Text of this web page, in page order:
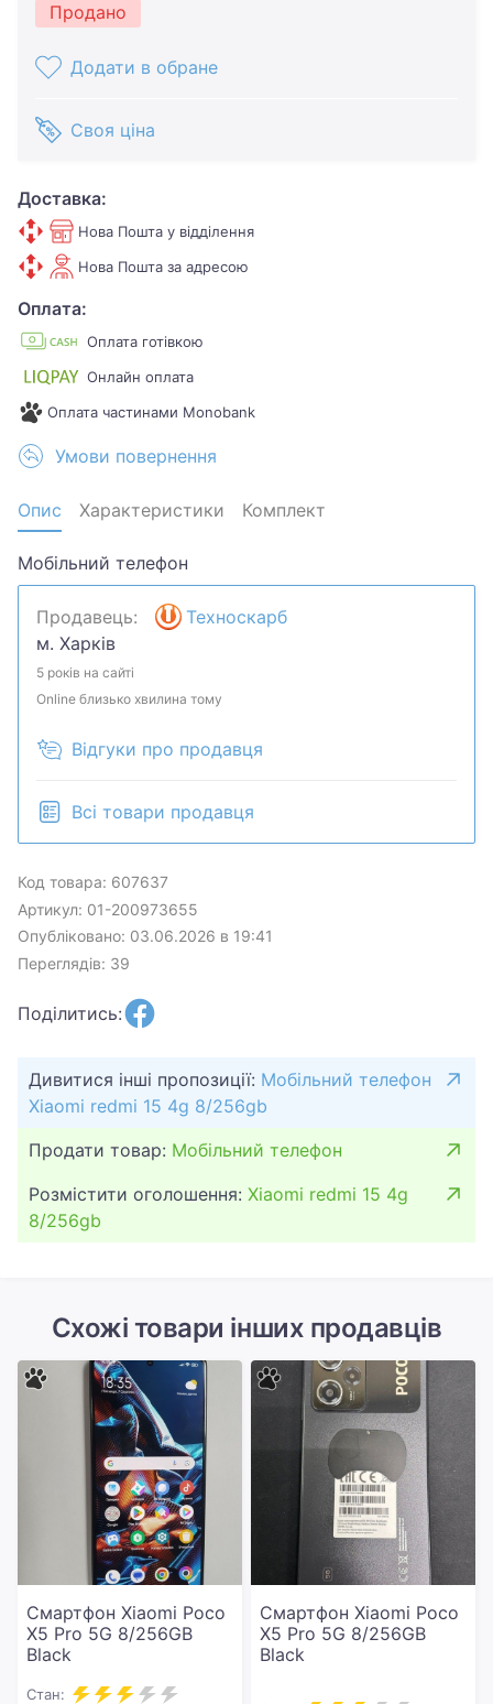
Продано
Додати в обране
Своя ціна
Доставка:
Нова Пошта у відділення
Нова Пошта за адресою
Оплата:
Оплата готівкою
Онлайн оплата
Оплата частинами Monobank
Умови повернення
Опис Характеристики Комплект
Мобільний телефон
Продавець:
Техноскарб
м. Харків
5 років на сайті
Online близько хвилина тому
Відгуки про продавця
Всі товари продавця
Код товара: 607637
Артикул: 01-200973655
Опубліковано: 03.06.2026 в 19:41
Переглядів: 39
Поділитись:
Дивитися інші пропозиції: Мобільний телефон
Xiaomi redmi 15 4g 8/256gb
Продати товар: Мобільний телефон
Розмістити оголошення: Xiaomi redmi 15 4g
8/256gb
Схожі товари інших продавців
Смартфон Xiaomi Poco
X5 Pro 5G 8/256GB
Black
Стан:
Смартфон Xiaomi Poco
X5 Pro 5G 8/256GB
Black